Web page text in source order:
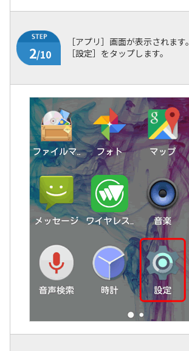
2/10
［アプリ］画面が表示されます。
［設定］をタップします。